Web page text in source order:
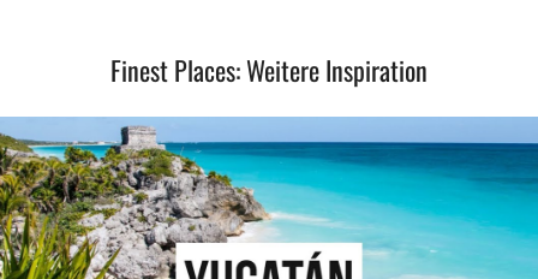
Finest Places: Weitere Inspiration